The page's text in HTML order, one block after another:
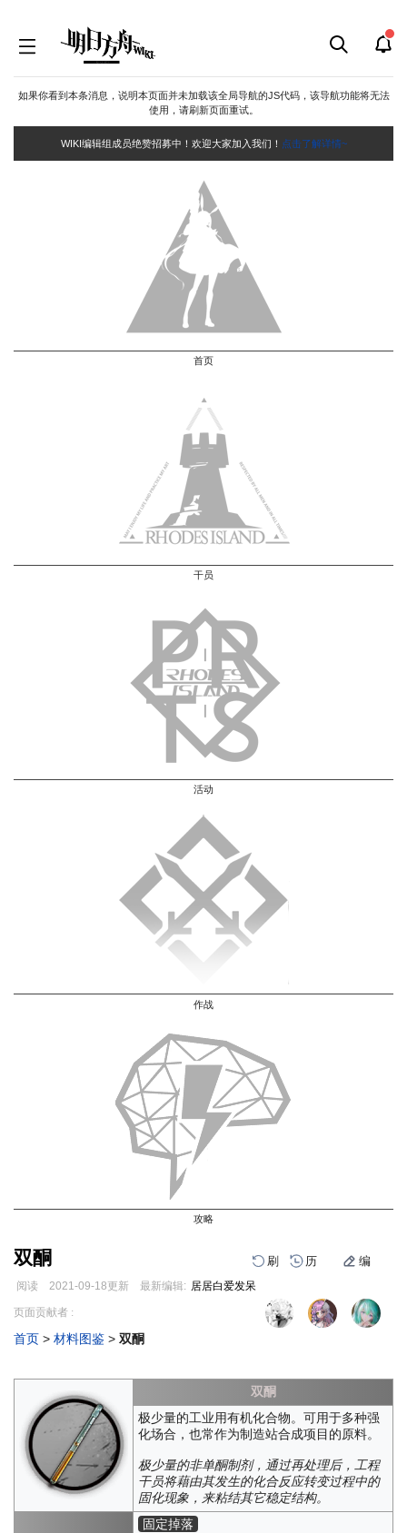
如果你看到本条消息，说明本页面并未加载该全局导航的JS代码，该导航功能将无法
使用，请刷新页面重试。
WIKI编辑组成员绝赞招募中！欢迎大家加入我们！ 点击了解详情~
首页
干员
活动
作战
攻略
双酮 刷 历 编
阅读 2021-09-18更新 最新编辑: 居居白爱发呆
跳
导
跳
搜
页面贡献者 :
首页 > 材料图鉴 > 双酮
双酮
极少量的工业用有机化合物。可用于多种强
化场合，也常作为制造站合成项目的原料。
极少量的非单酮制剂，通过再处理后，工程
干员将藉由其发生的化合反应转变过程中的
固化现象，来粘结其它稳定结构。
固定掉落